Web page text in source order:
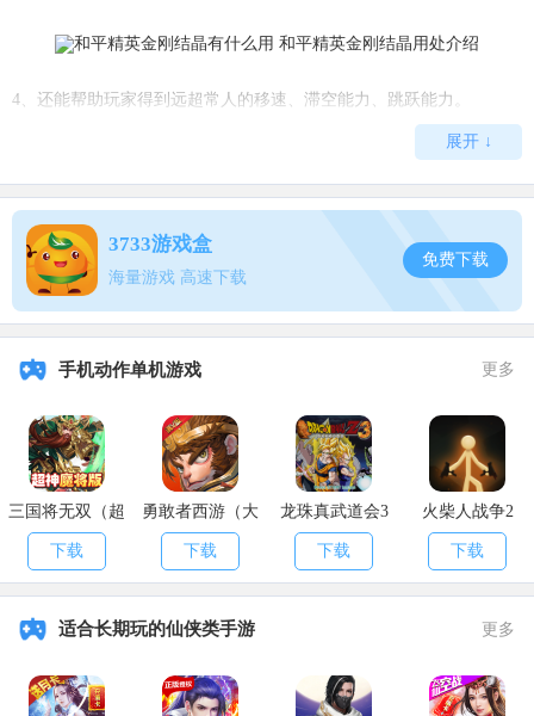
4、还能帮助玩家得到远超常人的移速、滞空能力、跳跃能力。
6、在使用金刚结晶之后即使是在前行的车上跳下来也没事。
二、金刚结晶获取
玩家可以在金刚模式通过击杀怪物得到金刚结晶。
以上就是关于和平精英深海来使皮肤介绍的全部内容了，希望能够帮
助到各位玩家。
展开 ↓
3733游戏盒
海量游戏 高速下载
免费下载
手机动作单机游戏 更多
三国将无双（超
神魔将版）
下载
勇敢者西游（大
乱斗）
下载
龙珠真武道会3
下载
火柴人战争2
下载
适合长期玩的仙侠类手游 更多